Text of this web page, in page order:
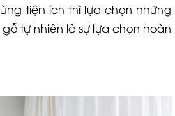
tiện ích thì lựa chọn những
tự nhiên là sự lựa chọn hoàn